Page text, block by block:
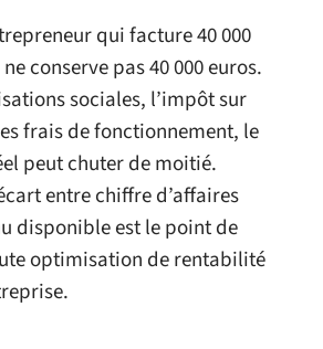
qui facture 40 000
conserve pas 40 000 euros.
sociales, l’impôt sur
frais de fonctionnement, le
peut chuter de moitié.
entre chiffre d’affaires
disponible est le point de
optimisation de rentabilité